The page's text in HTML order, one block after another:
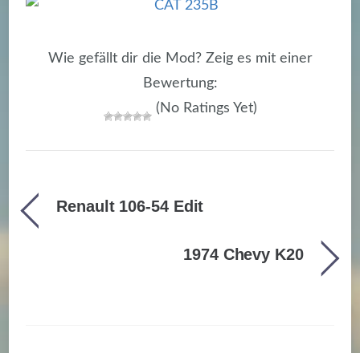
Wie gefällt dir die Mod? Zeig es mit einer
Bewertung:
(No Ratings Yet)
Renault 106-54 Edit
1974 Chevy K20